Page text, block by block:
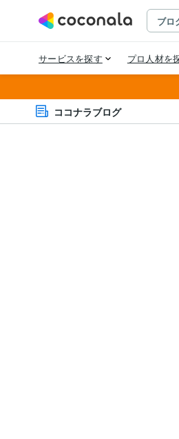
ココナラブログ